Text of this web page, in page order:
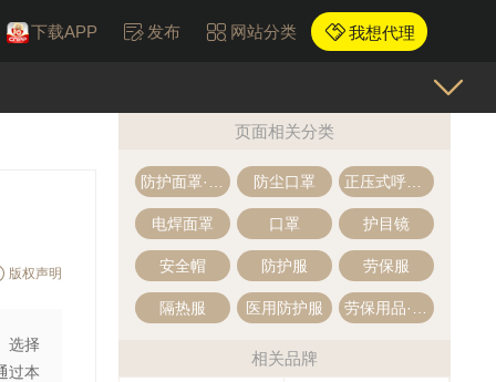
下载APP 发布 网站分类 我想代理
版权声明
选择
过本
页面相关分类
防尘口罩 正压式呼吸器
电焊面罩 口罩 护目镜
安全帽 防护服 劳保服
隔热服 医用防护服
相关品牌